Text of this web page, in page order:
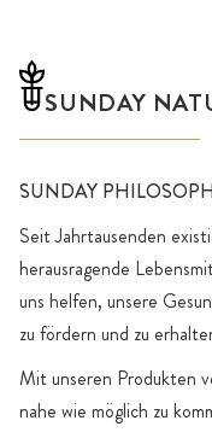
SUNDAY
SUNDAY
Seit Jahrtausenden
herausragende
uns helfen, unsere
zu fördern und zu
Mit unseren Produkten
nahe wie möglich zu